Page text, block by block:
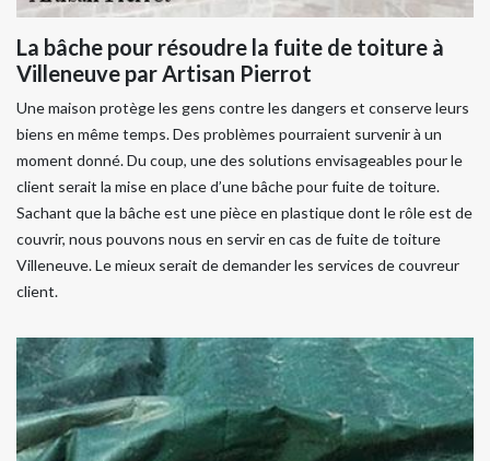
La bâche pour résoudre la fuite de toiture à
Villeneuve par Artisan Pierrot
Une maison protège les gens contre les dangers et conserve leurs
biens en même temps. Des problèmes pourraient survenir à un
moment donné. Du coup, une des solutions envisageables pour le
client serait la mise en place d’une bâche pour fuite de toiture.
Sachant que la bâche est une pièce en plastique dont le rôle est de
couvrir, nous pouvons nous en servir en cas de fuite de toiture
Villeneuve. Le mieux serait de demander les services de couvreur
client.